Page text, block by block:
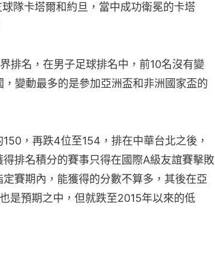
隊卡塔爾和約旦，當中成功衛冕的卡塔
排名，在男子足球排名中，前10名沒有變
變動最多的是參加亞洲盃和非洲國家盃的
，再跌4位至154，排在中華台北之後，
排名積分的賽事只得在國際A級友誼賽擊敗
賽期內，能獲得的分數不算多，其後在亞
是預期之中，但就跌至2015年以來的低